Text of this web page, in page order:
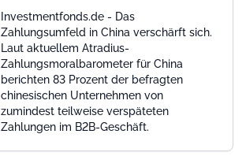
Investmentfonds.de - Das
Zahlungsumfeld in China verschärft sich.
Laut aktuellem Atradius-
Zahlungsmoralbarometer für China
berichten 83 Prozent der befragten
chinesischen Unternehmen von
zumindest teilweise verspäteten
Zahlungen im B2B-Geschäft.